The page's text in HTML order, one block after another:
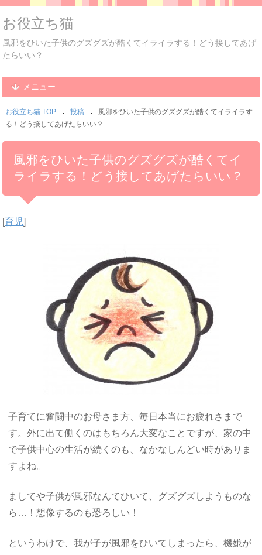
お役立ち猫
風邪をひいた子供のグズグズが酷くてイライラする！どう接してあげ
たらいい？
メニュー
お役立ち猫 TOP 投稿
風邪をひいた子供のグズグズが酷くてイライラす
る！どう接してあげたらいい？
風邪をひいた子供のグズグズが酷くてイ
ライラする！どう接してあげたらいい？
[育児]
子育てに奮闘中のお母さま方、毎日本当にお疲れさまで
す。外に出て働くのはもちろん大変なことですが、家の中
で子供中心の生活が続くのも、なかなしんどい時がありま
すよね。
ましてや子供が風邪なんてひいて、グズグズしようものな
ら…！想像するのも恐ろしい！
というわけで、我が子が風邪をひいてしまったら、機嫌が